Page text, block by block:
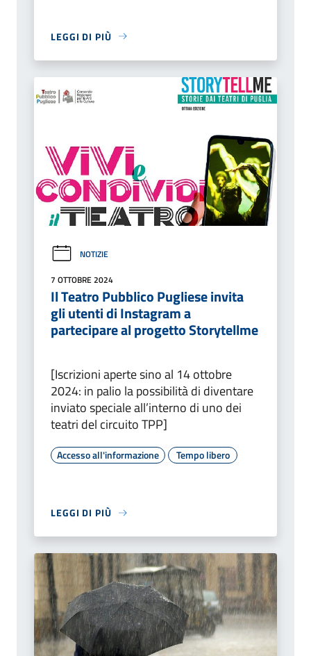
LEGGI DI PIÙ
NOTIZIE
7 OTTOBRE 2024
Il Teatro Pubblico Pugliese invita
gli utenti di Instagram a
partecipare al progetto Storytellme
[Iscrizioni aperte sino al 14 ottobre
2024: in palio la possibilità di diventare
inviato speciale all’interno di uno dei
teatri del circuito TPP]
Accesso all'informazione Tempo libero
LEGGI DI PIÙ